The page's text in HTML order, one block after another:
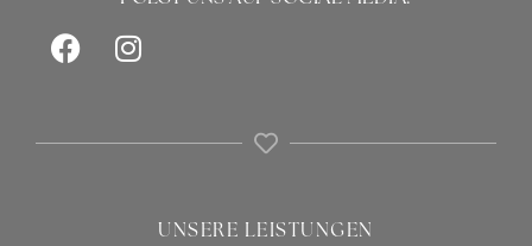
UNSERE LEISTUNGEN